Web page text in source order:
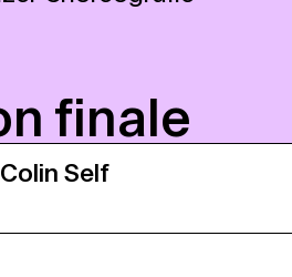
Pees, Künstlerische
Tanz, Theater
Luzern
L’Abri, Genf
Choreograf
Leiter,
fi­nale
Self